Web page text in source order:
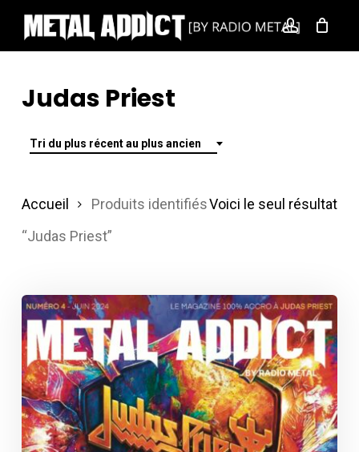
Skip
content
account
Judas Priest
Tri du plus récent au plus ancien
Voici le seul résultat
Accueil
Produits identifiés
“Judas Priest”